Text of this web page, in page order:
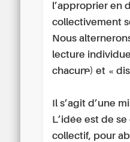
l’approprier en
collectivement
Nous
lecture
chacun·e) et «
Il s’agit d’une
L’idée est de
collectif, pour